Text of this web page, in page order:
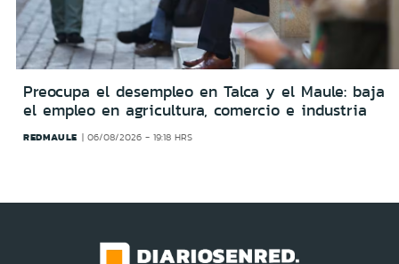
Preocupa el desempleo en Talca y el Maule: baja
el empleo en agricultura, comercio e industria
REDMAULE 06/08/2026 - 19:18 HRS